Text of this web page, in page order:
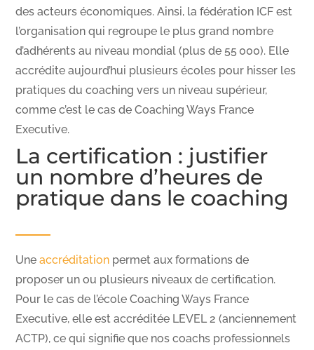
des acteurs économiques. Ainsi, la fédération ICF est
l’organisation qui regroupe le plus grand nombre
d’adhérents au niveau mondial (plus de 55 000). Elle
accrédite aujourd’hui plusieurs écoles pour hisser les
pratiques du coaching vers un niveau supérieur,
comme c’est le cas de Coaching Ways France
Executive.
La certification : justifier
un nombre d’heures de
pratique dans le coaching
Uneaccréditation permet aux formations de
proposer un ou plusieurs niveaux de certification.
Pour le cas de l’école Coaching Ways France
Executive, elle est accréditée LEVEL 2 (anciennement
ACTP), ce qui signifie que nos coachs professionnels